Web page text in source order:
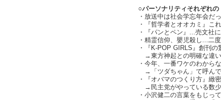
○パーソナリティそれぞれ
・放送中は社会学忘年会だ
・『哲学者とオオカミ』こ
・『パンとペン』...売文社
・精霊信仰、嬰児殺し...二
・『K-POP GIRLS』創刊の
→東方神起との明確な違
・今年、一番ワケのわから
→「ツダちゃん」て呼ん
・『オバマのつくり方』緻
→民主党がやっている数
・小沢健二の言葉をもじっ